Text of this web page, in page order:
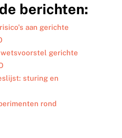
berichten:
aan gerichte
gerichte
sturing en
rond